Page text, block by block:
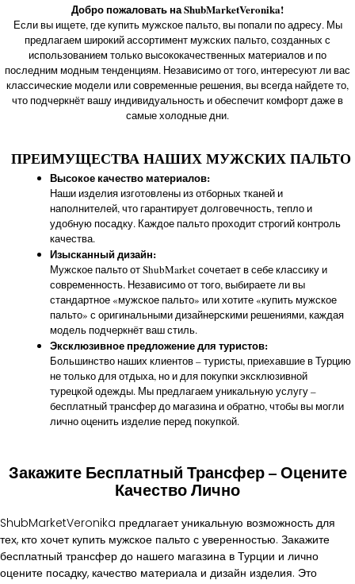
Добро пожаловать на ShubMarketVeronika!
Если вы ищете, где купить мужское пальто, вы попали по адресу. Мы
предлагаем широкий ассортимент мужских пальто, созданных с
использованием только высококачественных материалов и по
последним модным тенденциям. Независимо от того, интересуют ли вас
классические модели или современные решения, вы всегда найдете то,
что подчеркнёт вашу индивидуальность и обеспечит комфорт даже в
самые холодные дни.
ПРЕИМУЩЕСТВА НАШИХ МУЖСКИХ ПАЛЬТО
Высокое качество материалов:
Наши изделия изготовлены из отборных тканей и
наполнителей, что гарантирует долговечность, тепло и
удобную посадку. Каждое пальто проходит строгий контроль
качества.
Изысканный дизайн:
Мужское пальто от ShubMarket сочетает в себе классику и
современность. Независимо от того, выбираете ли вы
стандартное «мужское пальто» или хотите «купить мужское
пальто» с оригинальными дизайнерскими решениями, каждая
модель подчеркнёт ваш стиль.
Эксклюзивное предложение для туристов:
Большинство наших клиентов – туристы, приехавшие в Турцию
не только для отдыха, но и для покупки эксклюзивной
турецкой одежды. Мы предлагаем уникальную услугу –
бесплатный трансфер до магазина и обратно, чтобы вы могли
лично оценить изделие перед покупкой.
Закажите Бесплатный Трансфер – Оцените
Качество Лично
ShubMarketVeronika предлагает уникальную возможность для
тех, кто хочет купить мужское пальто с уверенностью. Закажите
бесплатный трансфер до нашего магазина в Турции и лично
оцените посадку, качество материала и дизайн изделия. Это